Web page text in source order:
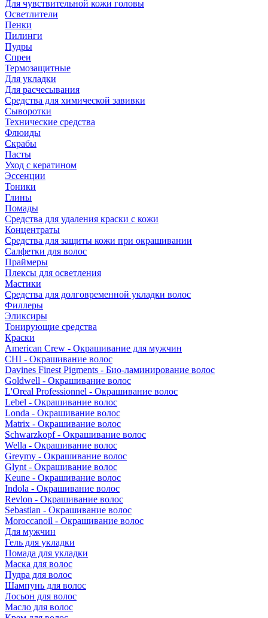
Для чувствительной кожи головы
Осветлители
Пенки
Пилинги
Пудры
Спреи
Термозащитные
Для укладки
Для расчесывания
Средства для химической завивки
Сыворотки
Технические средства
Флюиды
Скрабы
Пасты
Уход с кератином
Эссенции
Тоники
Глины
Помады
Средства для удаления краски с кожи
Концентраты
Средства для защиты кожи при окрашивании
Салфетки для волос
Праймеры
Плексы для осветления
Мастики
Средства для долговременной укладки волос
Филлеры
Эликсиры
Тонирующие средства
Краски
American Crew - Окрашивание для мужчин
CHI - Окрашивание волос
Davines Finest Pigments - Био-ламинирование волос
Goldwell - Окрашивание волос
L'Oreal Professionnel - Окрашивание волос
Lebel - Окрашивание волос
Londa - Окрашивание волос
Matrix - Окрашивание волос
Schwarzkopf - Окрашивание волос
Wella - Окрашивание волос
Greymy - Окрашивание волос
Glynt - Окрашивание волос
Keune - Окрашивание волос
Indola - Окрашивание волос
Revlon - Окрашивание волос
Sebastian - Окрашивание волос
Moroccanoil - Окрашивание волос
Для мужчин
Гель для укладки
Помада для укладки
Маска для волос
Пудра для волос
Шампунь для волос
Лосьон для волос
Масло для волос